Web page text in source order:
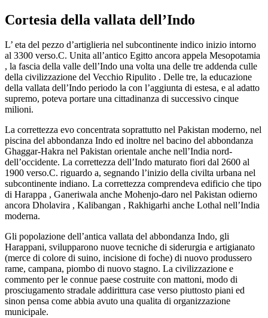
Cortesia della vallata dell’Indo
L’ eta del pezzo d’artiglieria nel subcontinente indico inizio intorno
al 3300 verso.C. Unita all’antico Egitto ancora appela Mesopotamia
, la fascia della valle dell’Indo una volta una delle tre addenda culle
della civilizzazione del Vecchio Ripulito . Delle tre, la educazione
della vallata dell’Indo periodo la con l’aggiunta di estesa, e al adatto
supremo, poteva portare una cittadinanza di successivo cinque
milioni.
La correttezza evo concentrata soprattutto nel Pakistan moderno, nel
piscina del abbondanza Indo ed inoltre nel bacino del abbondanza
Ghaggar-Hakra nel Pakistan orientale anche nell’India nord-
dell’occidente. La correttezza dell’Indo maturato fiori dal 2600 al
1900 verso.C. riguardo a, segnando l’inizio della civilta urbana nel
subcontinente indiano. La correttezza comprendeva edificio che tipo
di Harappa , Ganeriwala anche Mohenjo-daro nel Pakistan odierno
ancora Dholavira , Kalibangan , Rakhigarhi anche Lothal nell’India
moderna.
Gli popolazione dell’antica vallata del abbondanza Indo, gli
Harappani, svilupparono nuove tecniche di siderurgia e artigianato
(merce di colore di suino, incisione di foche) di nuovo produssero
rame, campana, piombo di nuovo stagno. La civilizzazione e
commento per le connue paese costruite con mattoni, modo di
prosciugamento stradale addirittura case verso piuttosto piani ed
sinon pensa come abbia avuto una qualita di organizzazione
municipale.